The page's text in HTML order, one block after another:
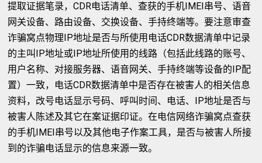
提取证据笔录，CDR电话清单、查获的手机IMEI串号、语音
网关设备、路由设备、交换设备、手持终端等。要注意审查
诈骗窝点物理IP地址是否与所使用电话CDR数据清单中记录
的主叫IP地址或IP地址所使用的线路（包括此线路的账号、
用户名称、对接服务器、语音网关、手持终端等设备的IP配
置）一致，电话CDR数据清单中是否存在被害人的相关信息
资料，改号电话显示号码、呼叫时间、电话、IP地址是否与
被害人陈述及其它在案证据印证。在电信网络诈骗窝点查获
的手机IMEI串号以及其他电子作案工具，是否与被害人所接
到的诈骗电话显示的信息来源一致。